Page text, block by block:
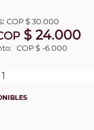
COP$ 30.000
$ 24.000
COP $ -6.000